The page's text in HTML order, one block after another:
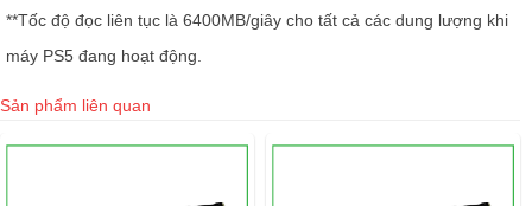
**Tốc độ đọc liên tục là 6400MB/giây cho tất cả các dung lượng khi
máy PS5 đang hoạt động.
Sản phẩm liên quan